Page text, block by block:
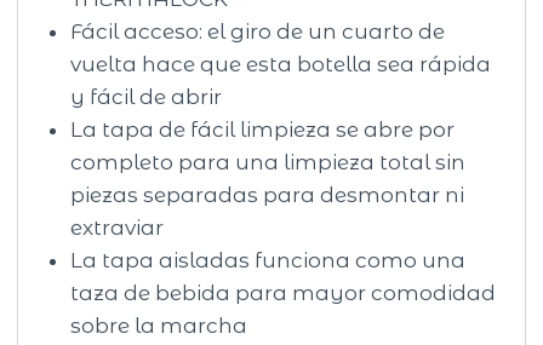
Fácil acceso: el giro de un cuarto de
vuelta hace que esta botella sea rápida
y fácil de abrir
La tapa de fácil limpieza se abre por
completo para una limpieza total sin
piezas separadas para desmontar ni
extraviar
La tapa aisladas funciona como una
taza de bebida para mayor comodidad
sobre la marcha